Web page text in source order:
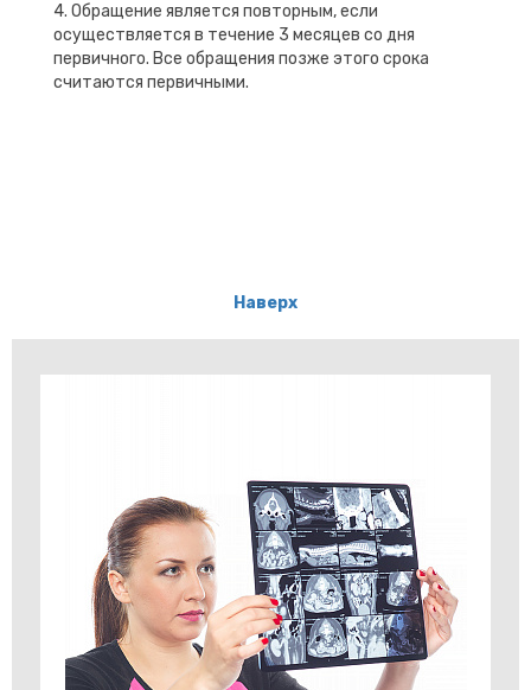
4. Обращение является повторным, если
осуществляется в течение 3 месяцев со дня
первичного. Все обращения позже этого срока
считаются первичными.
Наверх